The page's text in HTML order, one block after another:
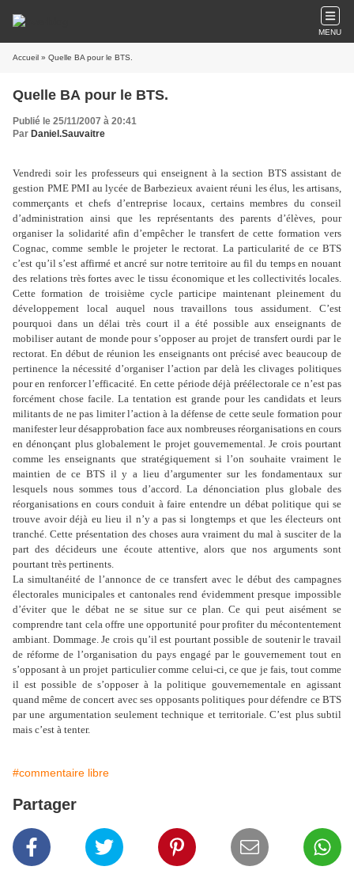
MENU
Accueil » Quelle BA pour le BTS.
Quelle BA pour le BTS.
Publié le 25/11/2007 à 20:41
Par Daniel.Sauvaitre
Vendredi soir les professeurs qui enseignent à la section BTS assistant de
gestion PME PMI au lycée de Barbezieux avaient réuni les élus, les artisans,
commerçants et chefs d’entreprise locaux, certains membres du conseil
d’administration ainsi que les représentants des parents d’élèves, pour
organiser la solidarité afin d’empêcher le transfert de cette formation vers
Cognac, comme semble le projeter le rectorat. La particularité de ce BTS
c’est qu’il s’est affirmé et ancré sur notre territoire au fil du temps en nouant
des relations très fortes avec le tissu économique et les collectivités locales.
Cette formation de troisième cycle participe maintenant pleinement du
développement local auquel nous travaillons tous assidument. C’est
pourquoi dans un délai très court il a été possible aux enseignants de
mobiliser autant de monde pour s’opposer au projet de transfert ourdi par le
rectorat. En début de réunion les enseignants ont précisé avec beaucoup de
pertinence la nécessité d’organiser l’action par delà les clivages politiques
pour en renforcer l’efficacité. En cette période déjà préélectorale ce n’est pas
forcément chose facile. La tentation est grande pour les candidats et leurs
militants de ne pas limiter l’action à la défense de cette seule formation pour
manifester leur désapprobation face aux nombreuses réorganisations en cours
en dénonçant plus globalement le projet gouvernemental. Je crois pourtant
comme les enseignants que stratégiquement si l’on souhaite vraiment le
maintien de ce BTS il y a lieu d’argumenter sur les fondamentaux sur
lesquels nous sommes tous d’accord. La dénonciation plus globale des
réorganisations en cours conduit à faire entendre un débat politique qui se
trouve avoir déjà eu lieu il n’y a pas si longtemps et que les électeurs ont
tranché. Cette présentation des choses aura vraiment du mal à susciter de la
part des décideurs une écoute attentive, alors que nos arguments sont
pourtant très pertinents.
La simultanéité de l’annonce de ce transfert avec le début des campagnes
électorales municipales et cantonales rend évidemment presque impossible
d’éviter que le débat ne se situe sur ce plan. Ce qui peut aisément se
comprendre tant cela offre une opportunité pour profiter du mécontentement
ambiant. Dommage. Je crois qu’il est pourtant possible de soutenir le travail
de réforme de l’organisation du pays engagé par le gouvernement tout en
s’opposant à un projet particulier comme celui-ci, ce que je fais, tout comme
il est possible de s’opposer à la politique gouvernementale en agissant
quand même de concert avec ses opposants politiques pour défendre ce BTS
par une argumentation seulement technique et territoriale. C’est plus subtil
mais c’est à tenter.
#commentaire libre
Partager